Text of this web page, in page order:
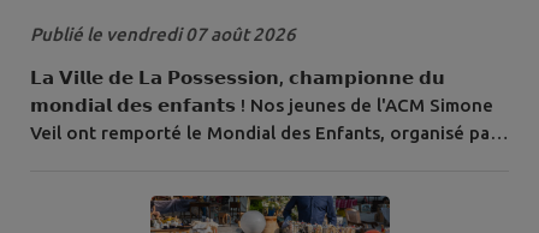
mondial des enfants
Publié le vendredi 07 août 2026
𝗟𝗮 𝗩𝗶𝗹𝗹𝗲 𝗱𝗲 𝗟𝗮 𝗣𝗼𝘀𝘀𝗲𝘀𝘀𝗶𝗼𝗻, 𝗰𝗵𝗮𝗺𝗽𝗶𝗼𝗻𝗻𝗲 𝗱𝘂
𝗺𝗼𝗻𝗱𝗶𝗮𝗹 𝗱𝗲𝘀 𝗲𝗻𝗳𝗮𝗻𝘁𝘀 ! Nos jeunes de l'ACM Simone
Veil ont remporté le Mondial des Enfants, organisé par
Saint-Benoît et La Possession. Aujourd’hui, nos